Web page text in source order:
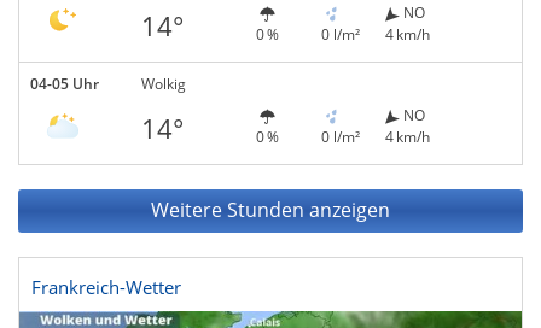
14° 0 % 0 l/m²
NO
4 km/h
04-05 Uhr Wolkig
14° 0 % 0 l/m²
NO
4 km/h
Weitere Stunden anzeigen
Frankreich-Wetter